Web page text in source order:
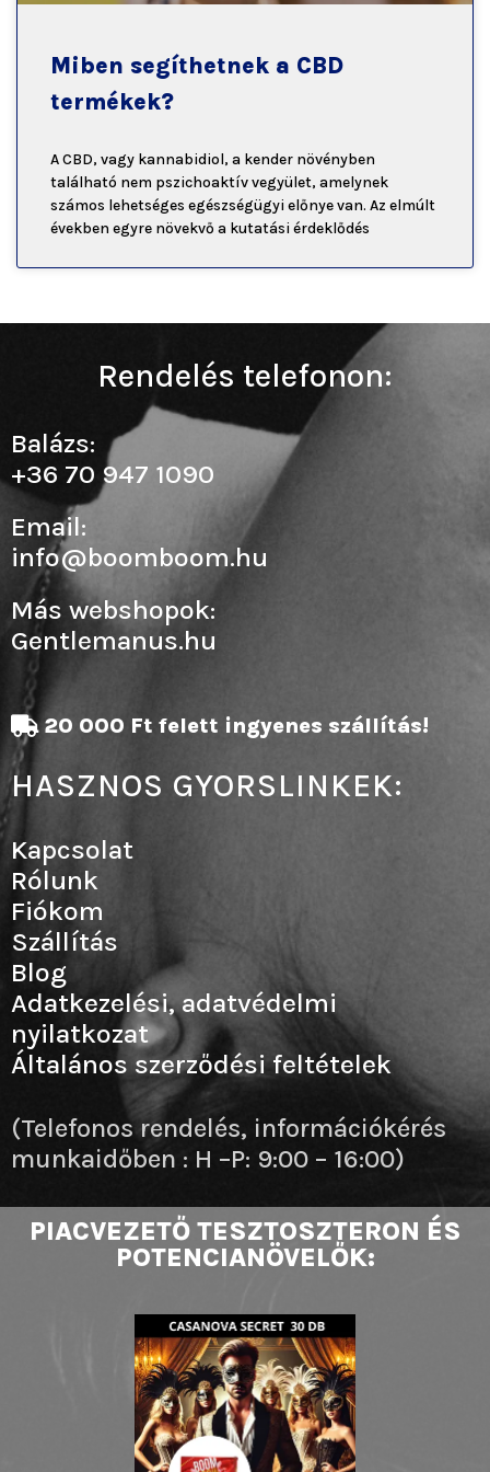
Miben segíthetnek a CBD
termékek?
A CBD, vagy kannabidiol, a kender növényben
található nem pszichoaktív vegyület, amelynek
számos lehetséges egészségügyi előnye van. Az elmúlt
években egyre növekvő a kutatási érdeklődés
PIACVEZETŐ TESZTOSZTERON ÉS
POTENCIANÖVELŐK:
20 000 Ft felett ingyenes szállítás!
HASZNOS GYORSLINKEK:
Kapcsolat
Rólunk
Fiókom
Szállítás
Blog
Adatkezelési, adatvédelmi
nyilatkozat
Általános szerződési feltételek
(Telefonos rendelés, információkérés
munkaidőben : H –P: 9:00 – 16:00)
Rendelés telefonon:
Balázs:
+36 70 947 1090
Email:
info@boomboom.hu
Más webshopok:
Gentlemanus.hu